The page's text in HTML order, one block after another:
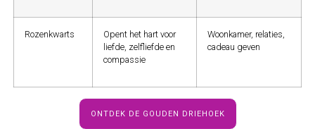
Rozenkwarts
Opent het hart voor
liefde, zelfliefde en
compassie
Woonkamer, relaties,
cadeau geven
ONTDEK DE GOUDEN DRIEHOEK